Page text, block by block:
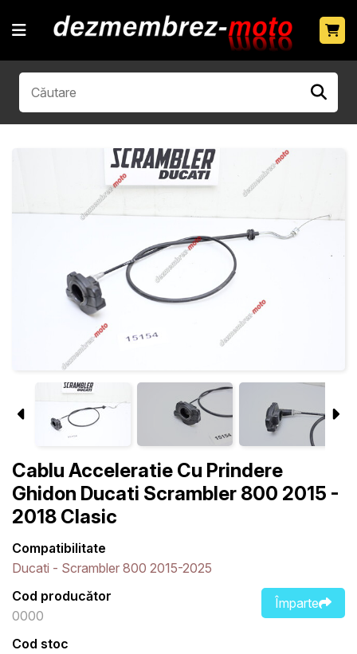
Cablu Acceleratie Cu Prindere
Ghidon Ducati Scrambler 800 2015 -
2018 Clasic
Compatibilitate
Ducati - Scrambler 800 2015-2025
Împarte
Cod producător
0000
Cod stoc